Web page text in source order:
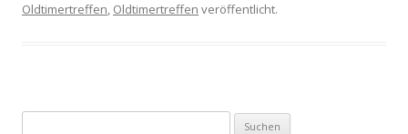
Oldtimertreffen, Oldtimertreffen veröffentlicht.